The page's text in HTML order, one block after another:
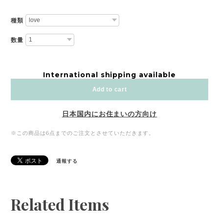
種類
数量
International shipping available
Add to cart
日本国内にお住まいの方向け
※この商品は6点までのご注文とさせていただきます。
通報する
Related Items